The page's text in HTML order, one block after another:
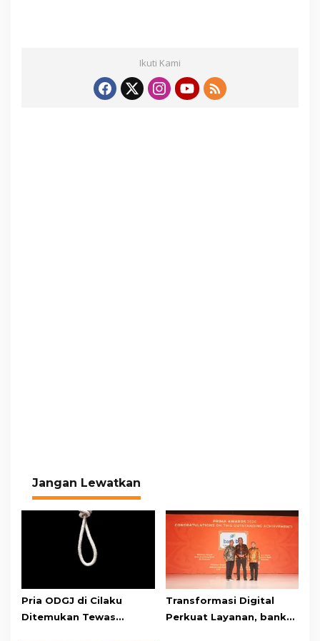
Ikuti Kami
Jangan Lewatkan
Pria ODGJ di Cilaku
Ditemukan Tewas
Transformasi Digital
Perkuat Layanan, bank